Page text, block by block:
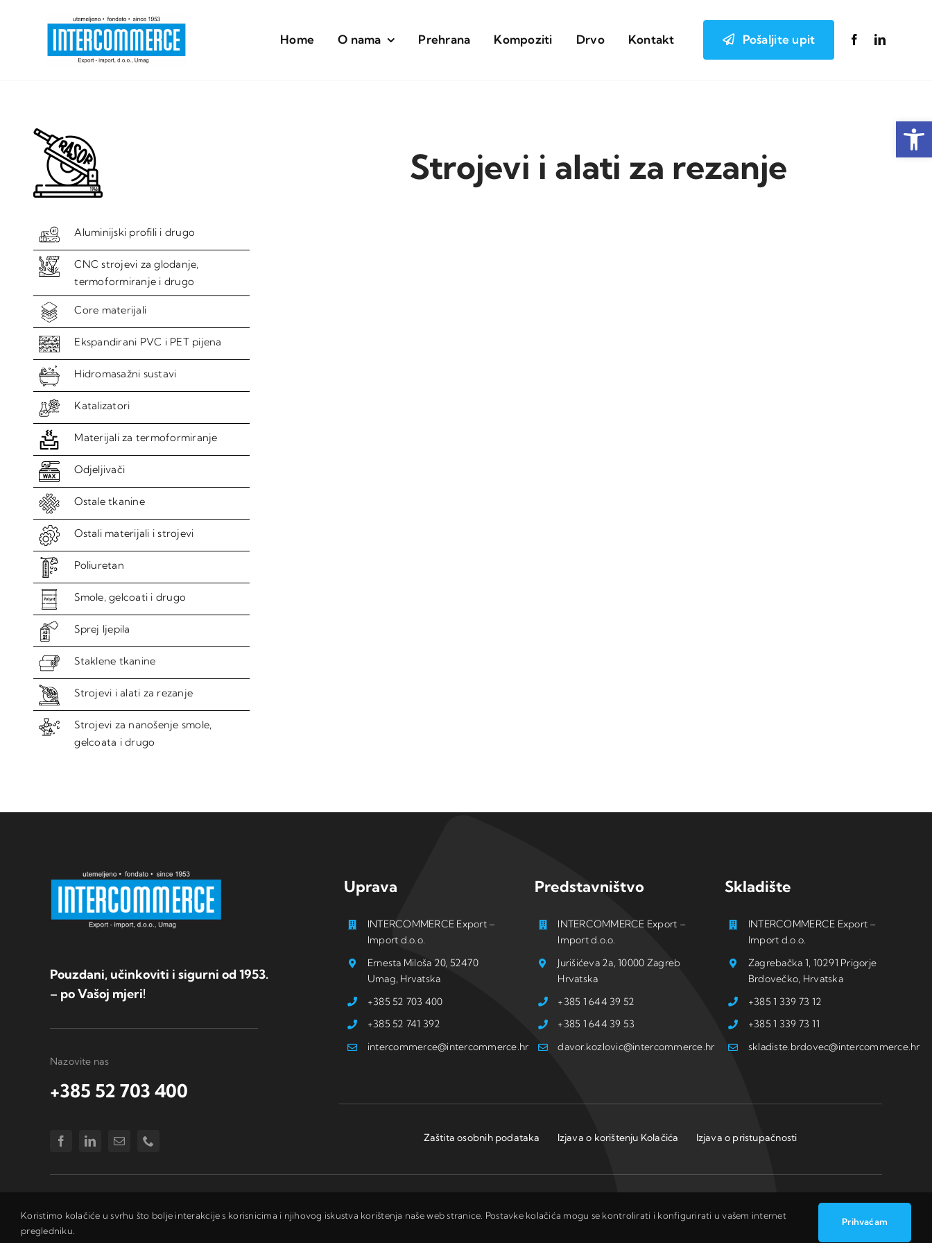
Home O nama Prehrana Kompoziti Drvo Kontakt Pošaljite upit
Aluminijski profili i drugo
CNC strojevi za glodanje,
termoformiranje i drugo
Core materijali
Ekspandirani PVC i PET pijena
Hidromasažni sustavi
Katalizatori
Materijali za termoformiranje
Odjeljivači
Ostale tkanine
Ostali materijali i strojevi
Poliuretan
Smole, gelcoati i drugo
Sprej ljepila
Staklene tkanine
Strojevi i alati za rezanje
Strojevi za nanošenje smole,
gelcoata i drugo
Strojevi i alati za rezanje
Pouzdani, učinkoviti i sigurni od 1953.
– po Vašoj mjeri!
Nazovite nas
+385 52 703 400
Uprava
INTERCOMMERCE Export –
Import d.o.o.
Ernesta Miloša 20, 52470
Umag, Hrvatska
+385 52 703 400
+385 52 741 392
intercommerce@intercommerce.hr
Predstavništvo
INTERCOMMERCE Export –
Import d.o.o.
Jurišićeva 2a, 10000 Zagreb
Hrvatska
+385 1 644 39 52
+385 1 644 39 53
davor.kozlovic@intercommerce.hr
Skladište
INTERCOMMERCE Export –
Import d.o.o.
Zagrebačka 1, 10291 Prigorje
Brdovečko, Hrvatska
+385 1 339 73 12
+385 1 339 73 11
skladiste.brdovec@intercommerce.hr
Zaštita osobnih podataka Izjava o korištenju Kolačića Izjava o pristupačnosti
Koristimo kolačiće u svrhu što bolje interakcije s korisnicima i njihovog iskustva korištenja naše web stranice. Postavke kolačića mogu se kontrolirati i konfigurirati u vašem internet
pregledniku.
Prihvaćam